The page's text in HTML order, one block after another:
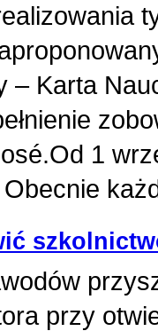
– Karta
1
przy